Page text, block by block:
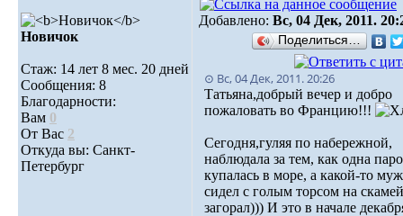
Новичок
Стаж: 14 лет 8 мес. 20 дней
Сообщения: 8
Благодарности:
Вам 0
От Вас 2
Откуда вы: Санкт-
Петербург
Добавлено: Вс, 04 Дек, 2011.
Поделиться…
⊙ Вс, 04 Дек, 2011. 20:26
Татьяна,добрый вечер и добро
пожаловать во Францию!!!
Сегодня,гуляя по набережной,
наблюдала за тем, как одна
купалась в море, а какой-то
сидел с голым торсом на
загорал))) И это в начале